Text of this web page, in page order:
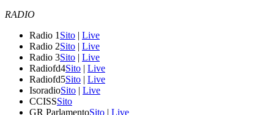
RADIO
Radio 1 Sito | Live
Radio 2Sito | Live
Radio 3Sito | Live
Radiofd4Sito | Live
Radiofd5Sito | Live
IsoradioSito | Live
CCISSSito
GR ParlamentoSito | Live